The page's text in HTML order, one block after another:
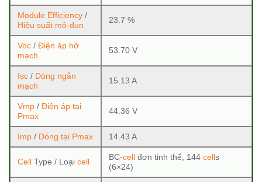
Module Efficiency /
Hiệu suất mô-đun
23.7 %
Voc / Điện áp hở
mạch
53.70 V
Isc / Dòng ngắn
mạch
15.13 A
Vmp / Điện áp tại
Pmax
44.36 V
Imp / Dòng tại Pmax 14.43 A
Cell Type / Loại cell
BC-cell đơn tinh thể, 144 cell s
(6×24)